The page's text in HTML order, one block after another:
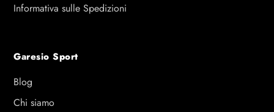
Informativa sulle Spedizioni
Garesio Sport
Blog
Chi siamo